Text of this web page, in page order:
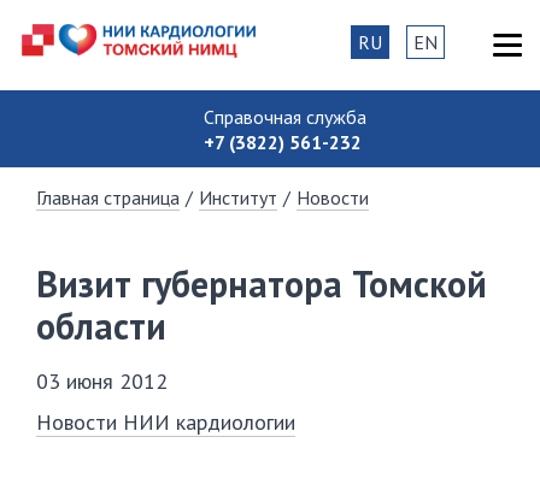
Справочная служба
+7 (3822) 561-232
RU EN
Главная страница / Институт / Новости
Визит губернатора Томской
области
03 июня 2012
Новости НИИ кардиологии